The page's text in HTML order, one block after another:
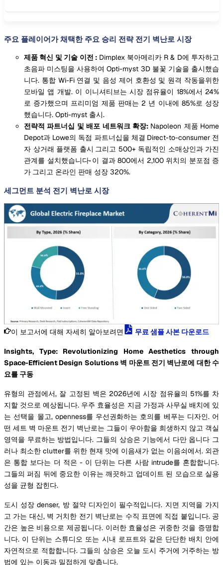
주요 플레이어가 채택한 주요 승리 전략 전기 벽난로 시장
제품 혁신 및 기술 이전 : Dimplex 북아메리카 R & D에 투자하고
초음파 미스팅을 사용하여 Opti-myst 3D 불꽃 기술을 출시했습
니다. 통합 Wi-Fi 연결 및 음성 제어 호환성 및 원격 작동을위한
모바일 앱 개발. 이 이니셔티브는 시장 점유율이 18%에서 24%
로 증가했으며 프리미엄 제품 판매는 2 년 이내에 85%로 성장
했습니다. Opti-myst 출시.
전략적 파트너십 및 배포 네트워크 확장: Napoleon 제품 Home
Depot과 Lowe의 독점 파트너십을 체결 Direct-to-consumer 전
자 상거래 플랫폼 출시 그리고 500+ 독립적인 소매상인과 가진
관계를 설치했습니다· 이 결과 800에서 2,100 위치의 분포점 증
가 그리고 온라인 판매 성장 320%.
세그먼트 분석 전기 벽난로 시장
이 보고서에 대해 자세히 알아보려면 무료 샘플 사본 다운로드
Insights, Type: Revolutionizing Home Aesthetics through
Space-Efficient Design Solutions 벽 마운트 전기 벽난로에 대한 수
요를 구동
유형의 관점에서, 잘 고정된 벽은 2026년에 시장 점유율의 51%를 차
지할 것으로 예상됩니다. 우주 효율성은 지금 가정과 사무실 배치에 있
는 선택을 몰고, openness를 우선권화하는 호의를 베푸는 디자인. 어
떤 세트 벽 마운트 전기 벽난로는 그들이 우아함을 희생하지 않고 객실
영역을 무료하는 방법입니다. 그들의 상승은 기능에서 다만 옵니다 그
러나 최소한 clutter를 위한 현재 맛에 이음새가 없는 이음쇠에서. 외관
은 통합 보다는 더 적은 - 이 단위는 다른 사람 intrude를 혼합합니다.
그들의 퍼짐 뒤에 중요한 이유는 깨끗하고 업데이트 된 모습으로 실용
성을 균형 잡힌다.
도시 성장 denser, 방 절약 디자인이 필수적입니다. 지면 지역을 가지
고 가는 대신, 벽 거치한 전기 벽난로는 수직 표면에 직접 붙입니다. 공
간은 높은 비용으로 제공됩니다. 이러한 효율성은 귀중한 것을 증명합
니다. 이 단위는 스튜디오 또는 시내 로프트와 같은 단단한 배치 안에
자연적으로 적합합니다. 그들의 상승은 오늘 도시 주거에 거주하는 방
법에 있는 이동과 밀접하게 맞춥니다.